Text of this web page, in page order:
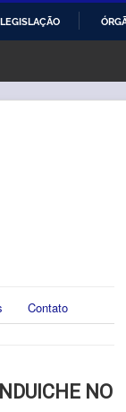
LEGISLAÇÃO
Contato
NO